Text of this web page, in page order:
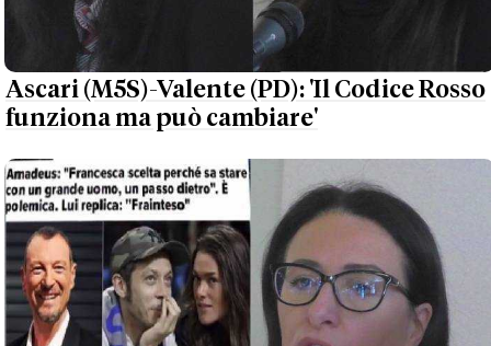
Ascari (M5S)-Valente (PD): 'Il Codice Rosso
funziona ma può cambiare'